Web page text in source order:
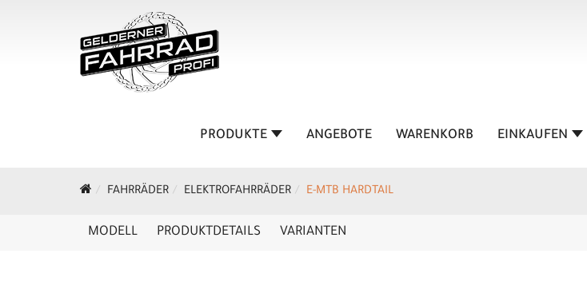
PRODUKTE ANGEBOTE WARENKORB EINKAUFEN
FAHRRÄDER ELEKTROFAHRRÄDER E-MTB HARDTAIL
MODELL PRODUKTDETAILS VARIANTEN